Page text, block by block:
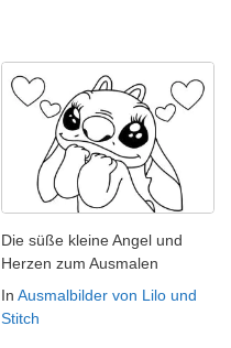
Die süße kleine Angel und
Herzen zum Ausmalen
In Ausmalbilder von Lilo und
Stitch